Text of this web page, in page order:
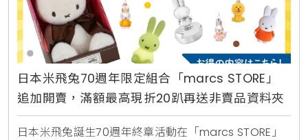
日本米飛兔70週年限定組合「marcs STORE」
追加開賣，滿額最高現折20趴再送非賣品資料夾
日本米飛兔誕生70週年終章活動在「marcs STORE」